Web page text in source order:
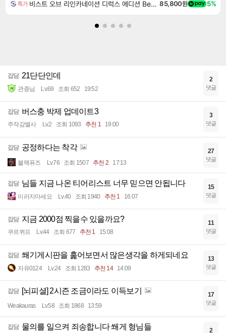
특가 비스트 오브 리인카네이션 디럭스 에디션 Beast of Reincarnation Deluxe Edition 85,800원 5%
잡담 21단단인데
관종님 Lv.69 조회 652 19:52
2
댓글
잡담 버스충 박제 업데이트3
주작감별사 Lv.2 조회 1093 추천 1 19:00
3
댓글
잡담 공정하다는 착각
블랙퓨즈 Lv.76 조회 1507 추천 2 17:13
27
댓글
잡담 님들 지금 나온 티어리스트 너무 믿으면 안됩니다
이러지마세요 Lv.40 조회 1940 추천 1 16:07
15
댓글
잡담 지금 2000점 찍을수 있을까요?
쿠르퀴프 Lv.44 조회 677 추천 1 15:08
11
댓글
잡담 쐐기게시판을 훑어보면서 많은생각을 하게되네요
자유0124 Lv.24 조회 1283 추천 14 14:09
13
댓글
잡담 [뇌피셜] 2시즌 조금이라도 이득보기
Weakauras Lv.58 조회 1868 13:59
17
댓글
잡담 물의를 일으켜 죄송합니다 쐐게 형님들 2